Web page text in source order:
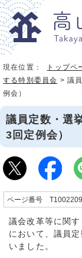
現在位置： トップペ
する特別委員会 > 議
例会）
議員定数・選
3回定例会）
ページ番号 T1002209
議会改革等に関
において、議員
いました。